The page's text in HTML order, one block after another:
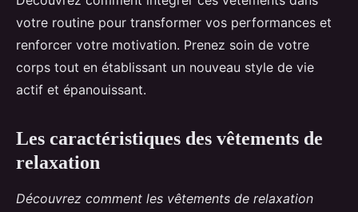
votre routine pour transformer vos performances et
renforcer votre motivation. Prenez soin de votre
corps tout en établissant un nouveau style de vie
actif et épanouissant.
Les caractéristiques des vêtements de
relaxation
Découvrez comment les vêtements de relaxation